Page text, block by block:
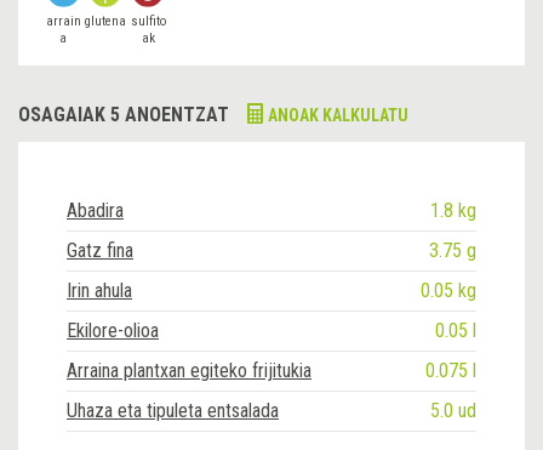
arrain
a
glutena sulfito
ak
OSAGAIAK 5 ANOENTZAT ANOAK KALKULATU
Abadira
1.8 kg
Gatz fina
3.75 g
Irin ahula
0.05 kg
Ekilore-olioa
0.05 l
Arraina plantxan egiteko frijitukia
0.075 l
Uhaza eta tipuleta entsalada
5.0 ud